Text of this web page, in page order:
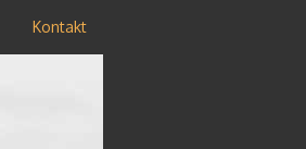
Kontakt